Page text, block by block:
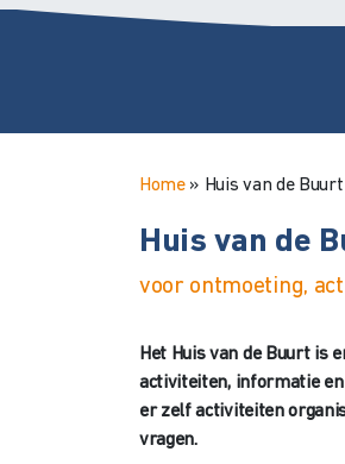
Home» Huis van de Buurt
Huis van de
voor ontmoeting,
Het Huis van de Buurt is
activiteiten, informatie en
er zelf activiteiten
vragen.